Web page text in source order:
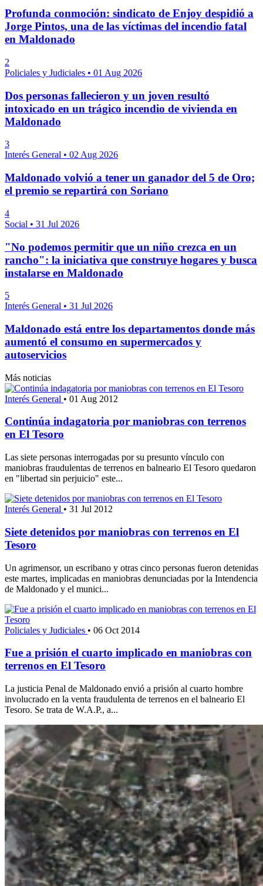
Profunda conmoción: sindicato de Enjoy despidió a
Jorge Pintos, una de las víctimas del incendio fatal
en Maldonado
2
Policiales y Judiciales • 01 Aug 2026
Dos personas fallecieron y un joven resultó
intoxicado en un trágico incendio de vivienda en
Maldonado
3
Interés General • 02 Aug 2026
Maldonado volvió a tener un ganador del 5 de Oro;
el premio se repartirá con Soriano
4
Social • 31 Jul 2026
"No podemos permitir que un niño crezca en un
rancho": la iniciativa que construye hogares y busca
instalarse en Maldonado
5
Interés General • 31 Jul 2026
Maldonado está entre los departamentos donde más
aumentó el consumo en supermercados y
autoservicios
Más noticias
Interés General • 01 Aug 2012
Continúa indagatoria por maniobras con terrenos
en El Tesoro
Las siete personas interrogadas por su presunto vínculo con
maniobras fraudulentas de terrenos en balneario El Tesoro quedaron
en "libertad sin perjuicio" este...
Interés General • 31 Jul 2012
Siete detenidos por maniobras con terrenos en El
Tesoro
Un agrimensor, un escribano y otras cinco personas fueron detenidas
este martes, implicadas en maniobras denunciadas por la Intendencia
de Maldonado y el munici...
Policiales y Judiciales • 06 Oct 2014
Fue a prisión el cuarto implicado en maniobras con
terrenos en El Tesoro
La justicia Penal de Maldonado envió a prisión al cuarto hombre
involucrado en la venta fraudulenta de terrenos en el balneario El
Tesoro. Se trata de W.A.P., a...